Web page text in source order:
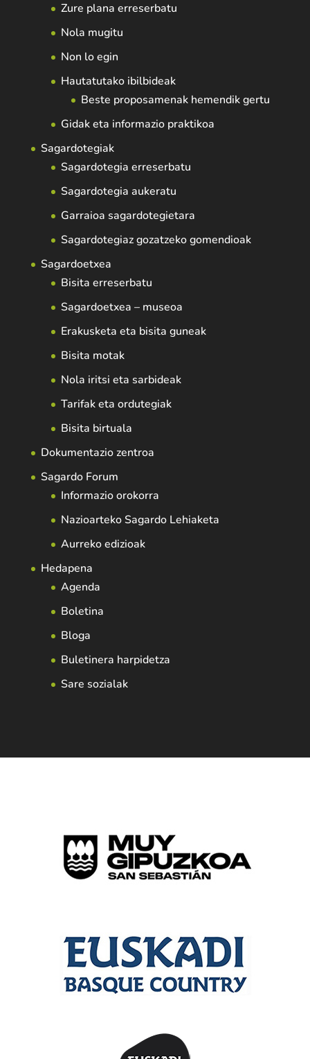
Zure plana erreserbatu
Nola mugitu
Non lo egin
Hautatutako ibilbideak
Beste proposamenak hemendik gertu
Gidak eta informazio praktikoa
Sagardotegiak
Sagardotegia erreserbatu
Sagardotegia aukeratu
Garraioa sagardotegietara
Sagardotegiaz gozatzeko gomendioak
Sagardoetxea
Bisita erreserbatu
Sagardoetxea – museoa
Erakusketa eta bisita guneak
Bisita motak
Nola iritsi eta sarbideak
Tarifak eta ordutegiak
Bisita birtuala
Dokumentazio zentroa
Sagardo Forum
Informazio orokorra
Nazioarteko Sagardo Lehiaketa
Aurreko edizioak
Hedapena
Agenda
Boletina
Bloga
Buletinera harpidetza
Sare sozialak